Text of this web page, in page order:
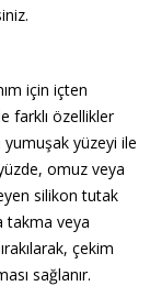
için içten
farklı özellikler
yumuşak yüzeyi ile
omuz veya
silikon tutak
takma veya
çekim
sağlanır.